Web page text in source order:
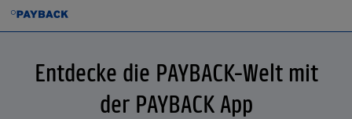
Entdecke die PAYBACK-Welt mit
der PAYBACK App